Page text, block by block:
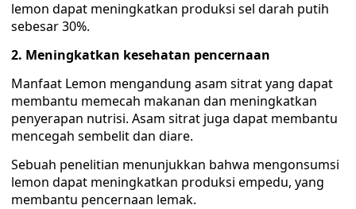
lemon dapat meningkatkan produksi sel darah putih
sebesar 30%.
2. Meningkatkan kesehatan pencernaan
Manfaat Lemon mengandung asam sitrat yang dapat
membantu memecah makanan dan meningkatkan
penyerapan nutrisi. Asam sitrat juga dapat membantu
mencegah sembelit dan diare.
Sebuah penelitian menunjukkan bahwa mengonsumsi
lemon dapat meningkatkan produksi empedu, yang
membantu pencernaan lemak.